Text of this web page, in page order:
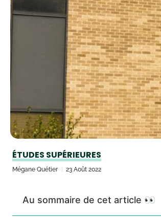
ÉTUDES SUPÉRIEURES
Mégane Quétier 23 Août 2022
Au sommaire de cet article 👀